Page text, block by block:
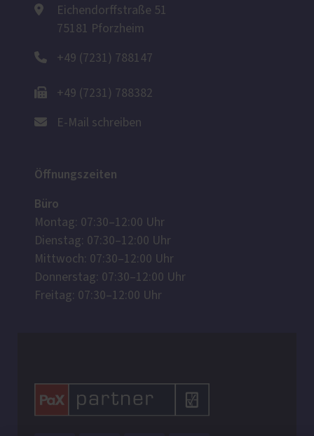
Akzeptieren
powered by Usercentrics Consent
Eichendorffstraße 51
75181 Pforzheim
+49 (7231) 788147
+49 (7231) 788382
E-Mail schreiben
Öffnungszeiten
Büro
Montag: 07:30–12:00 Uhr
Dienstag: 07:30–12:00 Uhr
Mittwoch: 07:30–12:00 Uhr
Donnerstag: 07:30–12:00 Uhr
Freitag: 07:30–12:00 Uhr